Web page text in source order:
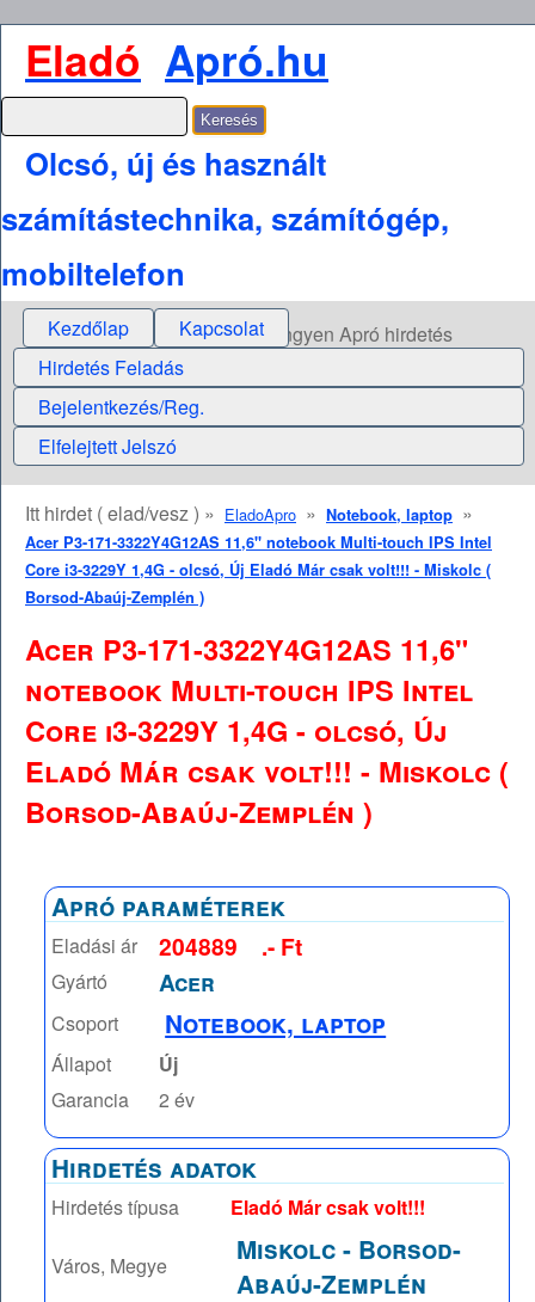
Eladó Apró.hu
Olcsó, új és használt
számítástechnika, számítógép,
mobiltelefon
Kezdőlap Kapcsolat
Ingyen Apró hirdetés
Hirdetés Feladás
Bejelentkezés/Reg.
Elfelejtett Jelszó
Itt hirdet ( elad/vesz ) » EladoApro » Notebook, laptop »
Acer P3-171-3322Y4G12AS 11,6" notebook Multi-touch IPS Intel
Core i3-3229Y 1,4G - olcsó, Új Eladó Már csak volt!!! - Miskolc (
Borsod-Abaúj-Zemplén )
Acer P3-171-3322Y4G12AS 11,6"
notebook Multi-touch IPS Intel
Core i3-3229Y 1,4G - olcsó, Új
Eladó Már csak volt!!! - Miskolc (
Borsod-Abaúj-Zemplén )
Apró paraméterek
Eladási ár 204889 .- Ft
Gyártó Acer
Csoport Notebook, laptop
Állapot
Új
Garancia
2 év
Hirdetés adatok
Hirdetés típusa Eladó Már csak volt!!!
Város, Megye Miskolc- Borsod-
Abaúj-Zemplén